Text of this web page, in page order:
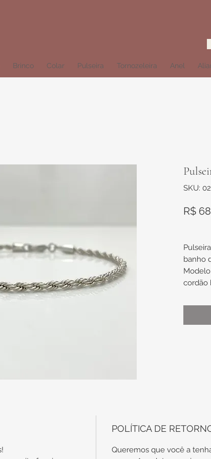
Brinco Colar Pulseira Tornozeleira Anel
SKU:
R$
banho
cordão
peça
POLÍTICA DE
Queremos que você a